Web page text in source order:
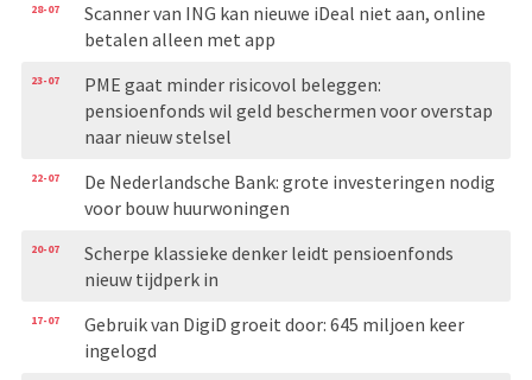
28-07
Scanner van ING kan nieuwe iDeal niet aan, online
betalen alleen met app
23-07
PME gaat minder risicovol beleggen:
pensioenfonds wil geld beschermen voor overstap
naar nieuw stelsel
22-07
De Nederlandsche Bank: grote investeringen nodig
voor bouw huurwoningen
20-07
Scherpe klassieke denker leidt pensioenfonds
nieuw tijdperk in
17-07
Gebruik van DigiD groeit door: 645 miljoen keer
ingelogd